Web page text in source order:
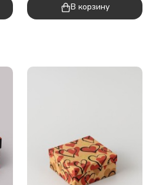
В корзину